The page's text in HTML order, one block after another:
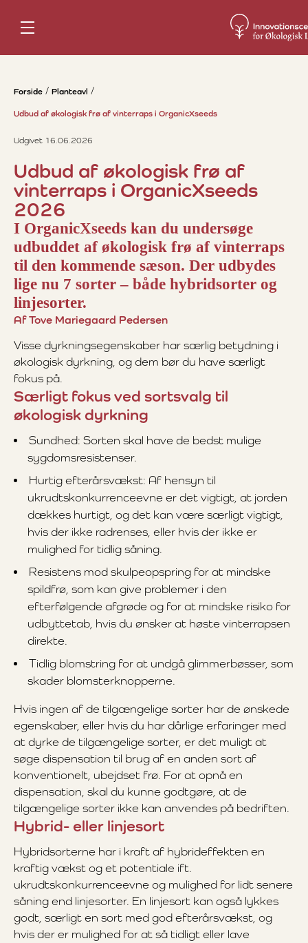
Forside Planteavl
Udbud af økologisk frø af vinterraps i OrganicXseeds
Udgivet 16.06.2026
Udbud af økologisk frø af
vinterraps i OrganicXseeds
2026
I OrganicXseeds kan du undersøge
udbuddet af økologisk frø af vinterraps
til den kommende sæson. Der udbydes
lige nu 7 sorter – både hybridsorter og
linjesorter.
Af Tove Mariegaard Pedersen
Visse dyrkningsegenskaber har særlig betydning i
økologisk dyrkning, og dem bør du have særligt
fokus på.
Særligt fokus ved sortsvalg til
økologisk dyrkning
Sundhed: Sorten skal have de bedst mulige
sygdomsresistenser.
Hurtig efterårsvækst: Af hensyn til
ukrudtskonkurrenceevne er det vigtigt, at jorden
dækkes hurtigt, og det kan være særligt vigtigt,
hvis der ikke radrenses, eller hvis der ikke er
mulighed for tidlig såning.
Resistens mod skulpeopspring for at mindske
spildfrø, som kan give problemer i den
efterfølgende afgrøde og for at mindske risiko for
udbyttetab, hvis du ønsker at høste vinterrapsen
direkte.
Tidlig blomstring for at undgå glimmerbøsser, som
skader blomsterknopperne.
Hvis ingen af de tilgængelige sorter har de ønskede
egenskaber, eller hvis du har dårlige erfaringer med
at dyrke de tilgængelige sorter, er det muligt at
søge dispensation til brug af en anden sort af
konventionelt, ubejdset frø. For at opnå en
dispensation, skal du kunne godtgøre, at de
tilgængelige sorter ikke kan anvendes på bedriften.
Hybrid- eller linjesort
Hybridsorterne har i kraft af hybrideffekten en
kraftig vækst og et potentiale ift.
ukrudtskonkurrenceevne og mulighed for lidt senere
såning end linjesorter. En linjesort kan også lykkes
godt, særligt en sort med god efterårsvækst, og
hvis der er mulighed for at så tidligt eller lave